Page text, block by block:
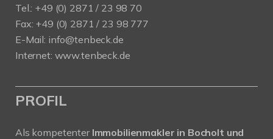
Tel.: +49 (0) 2871 / 23 98 70
Fax: +49 (0) 2871 / 23 98 777
E-Mail: info@tenbeck.de
Internet: www.tenbeck.de
PROFIL
Als kompetenter Immobilienmakler in Bocholt und